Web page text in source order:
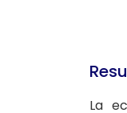
La